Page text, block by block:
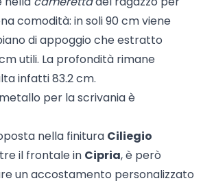
comodità: in soli 90 cm viene
di appoggio che estratto
utili. La profondità rimane
infatti 83.2 cm.
per la scrivania è
nella finitura Ciliegio
il frontale in Cipria, è però
un accostamento personalizzato